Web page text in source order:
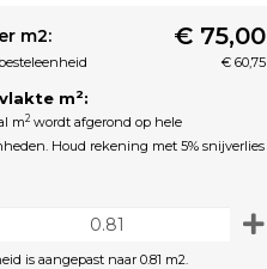
m2: € 75,00
€ 60,75
m2:
m2 wordt afgerond op hele
Houd rekening met 5% snijverlies
is aangepast naar 0.81 m2.